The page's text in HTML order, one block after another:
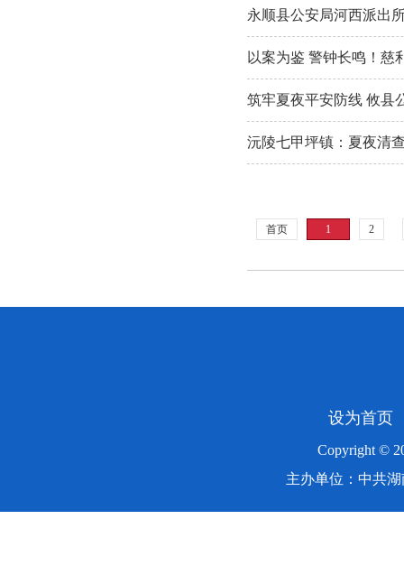
永顺县公安局河西派出
以案为鉴 警钟长鸣！慈
筑牢夏夜平安防线 攸县
沅陵七甲坪镇：夏夜清
首页 1 2
设为首页
Copyright ©
主办单位：中共